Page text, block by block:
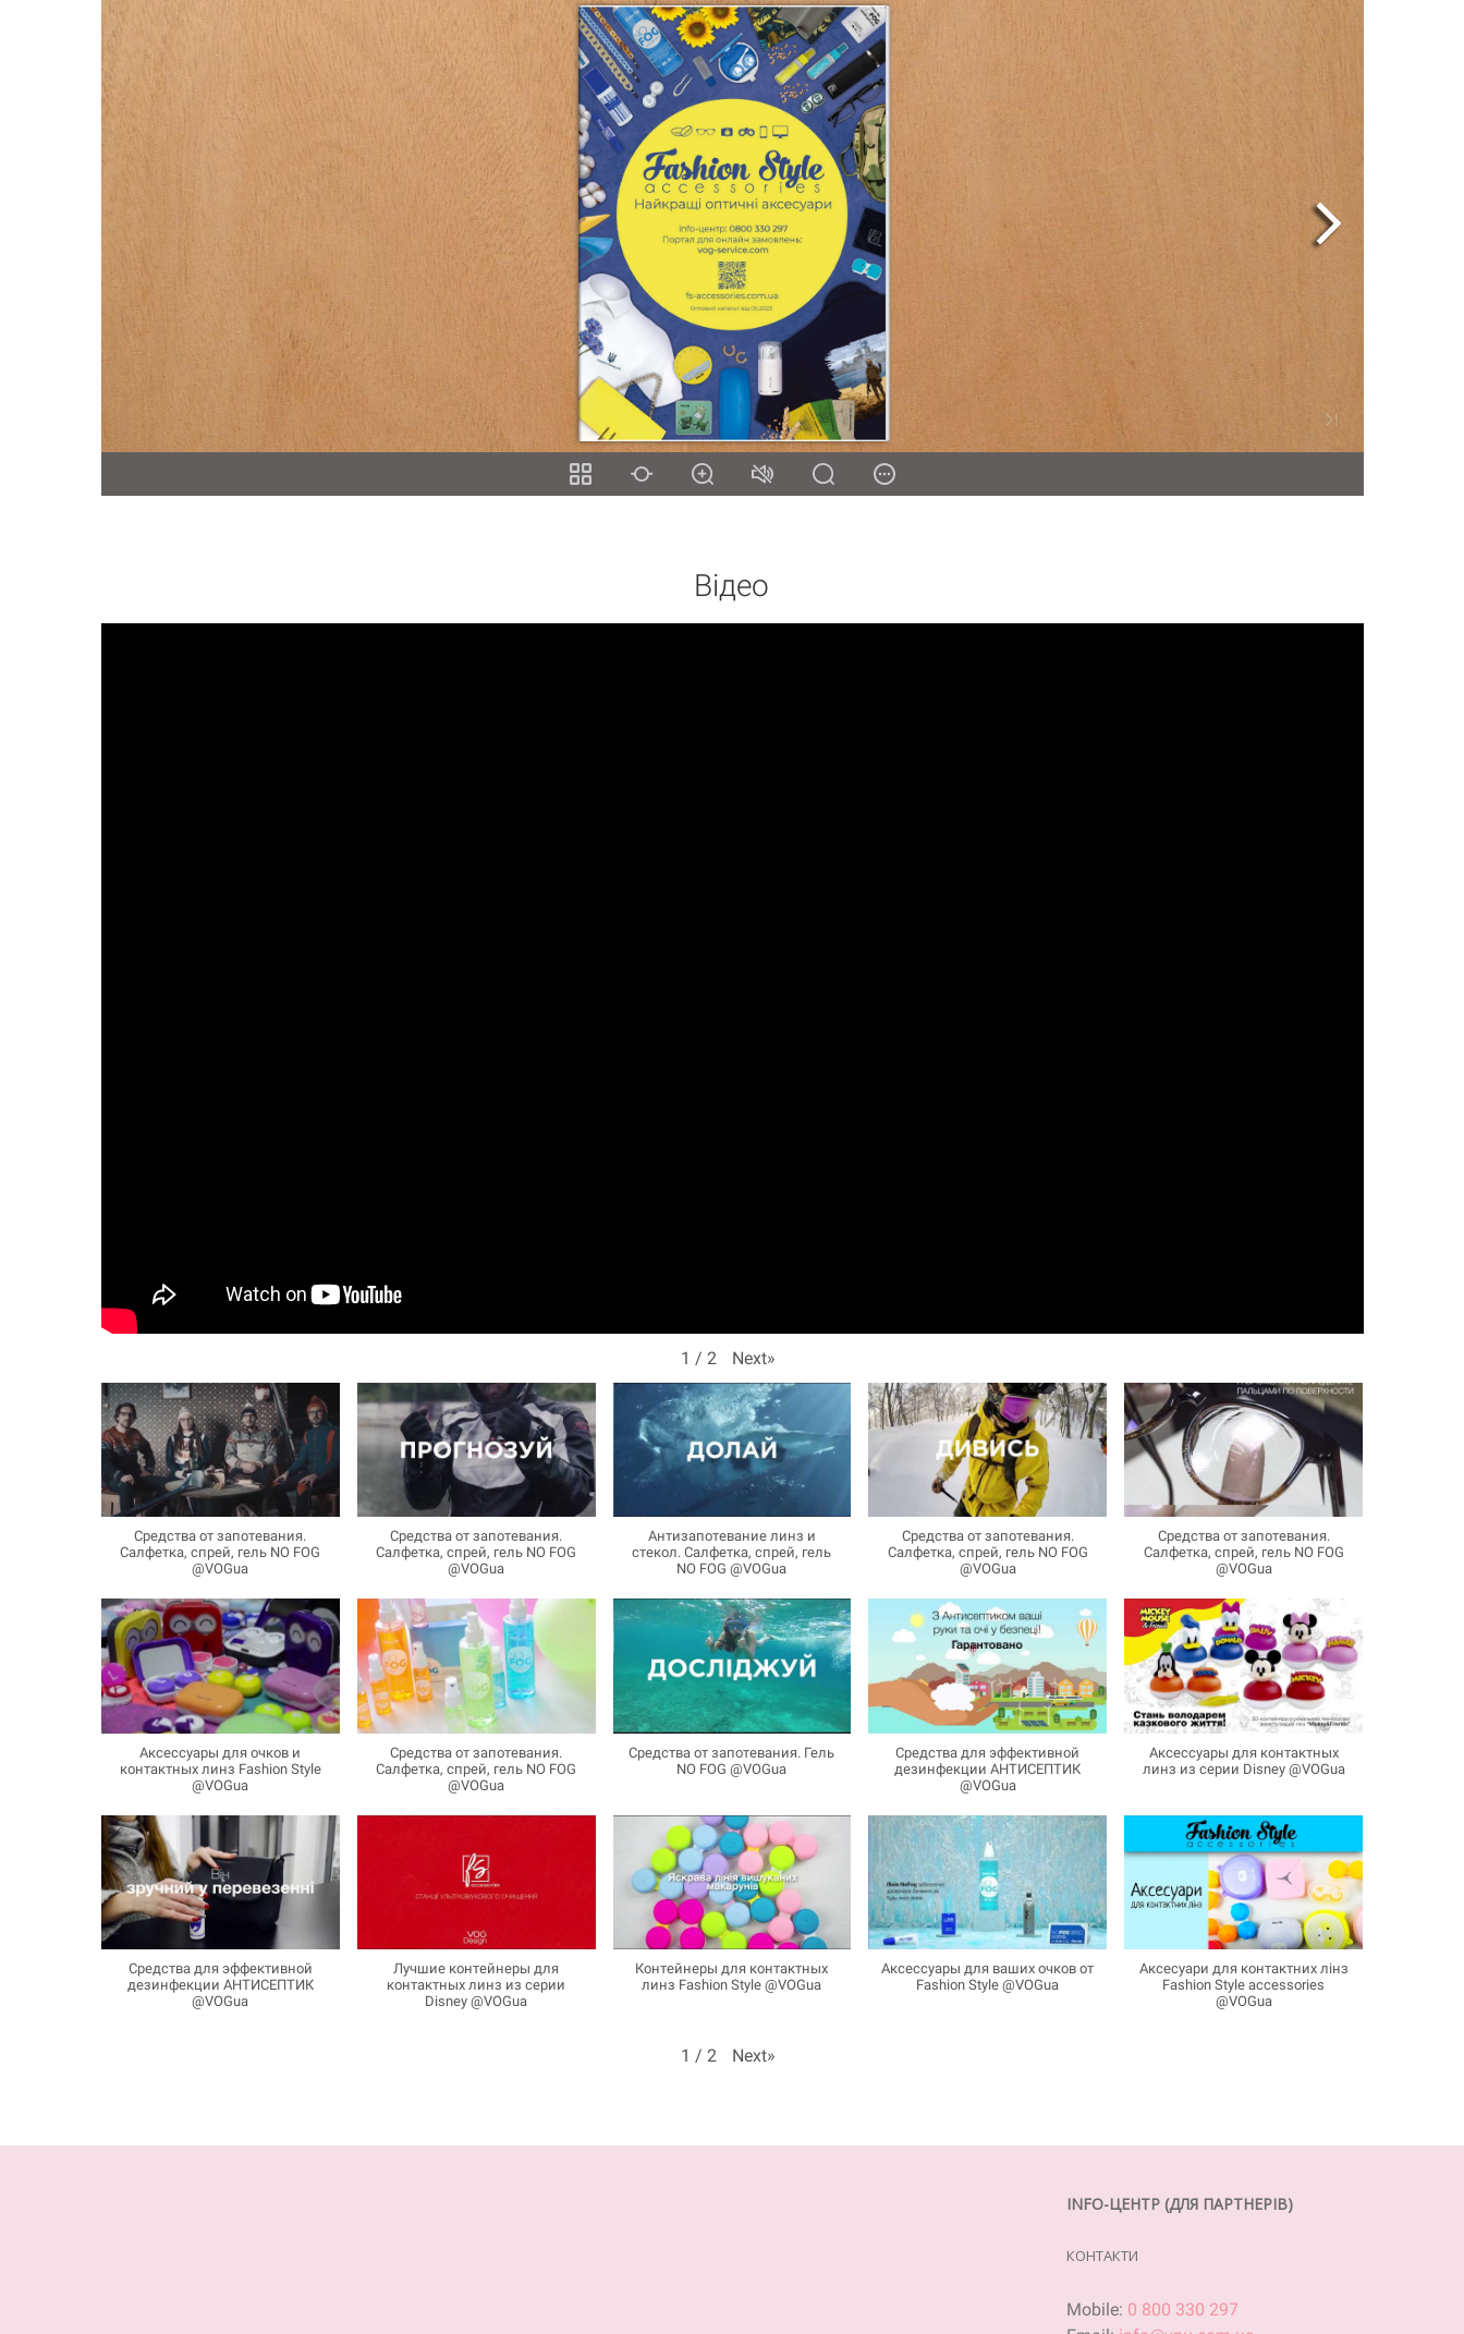
Відео
1 / 2 Next»
Средства от запотевания.
Салфетка, спрей, гель NO FOG
@VOGua
Средства от запотевания.
Салфетка, спрей, гель NO FOG
@VOGua
Антизапотевание линз и
стекол. Салфетка, спрей, гель
NO FOG @VOGua
Средства от запотевания.
Салфетка, спрей, гель NO FOG
@VOGua
Средства от запотевания.
Салфетка, спрей, гель NO FOG
@VOGua
Аксессуары для очков и
контактных линз Fashion Style
@VOGua
Средства от запотевания.
Салфетка, спрей, гель NO FOG
@VOGua
Средства от запотевания. Гель
NO FOG @VOGua
Средства для эффективной
дезинфекции АНТИСЕПТИК
@VOGua
Аксессуары для контактных
линз из серии Disney @VOGua
Средства для эффективной
дезинфекции АНТИСЕПТИК
@VOGua
Лучшие контейнеры для
контактных линз из серии
Disney @VOGua
Контейнеры для контактных
линз Fashion Style @VOGua
Аксессуары для ваших очков от
Fashion Style @VOGua
Аксесуари для контактних лінз
Fashion Style accessories
@VOGua
1 / 2 Next»
INFO-ЦЕНТР (ДЛЯ ПАРТНЕРІВ)
КОНТАКТИ
Mobile: 0 800 330 297